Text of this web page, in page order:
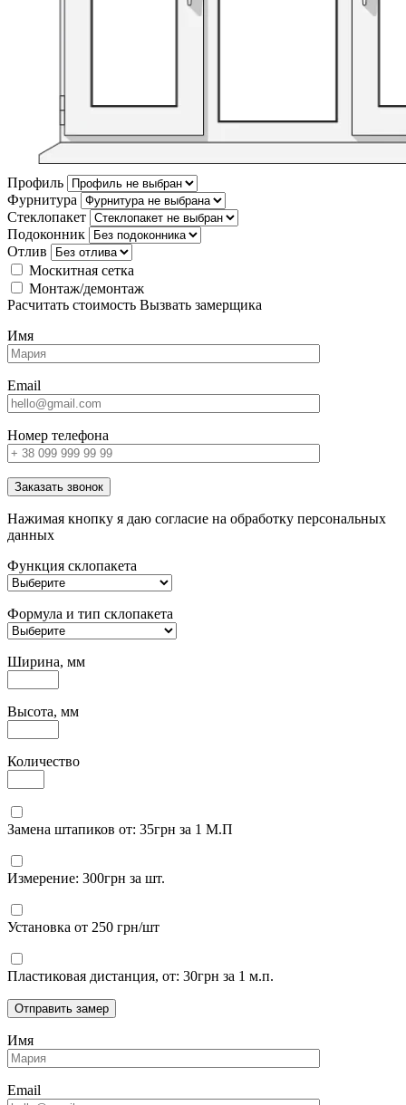
Профиль
Фурнитура
Стеклопакет
Подоконник
Отлив
Москитная сетка
Монтаж/демонтаж
Расчитать стоимость Вызвать замерщика
Имя
Email
Номер телефона
Заказать звонок
Нажимая кнопку я даю согласие на обработку персональных
данных
Функция склопакета
Формула и тип склопакета
Ширина, мм
Высота, мм
Количество
Замена штапиков от: 35грн за 1 М.П
Измерение: 300грн за шт.
Установка от 250 грн/шт
Пластиковая дистанция, от: 30грн за 1 м.п.
Отправить замер
Имя
Email